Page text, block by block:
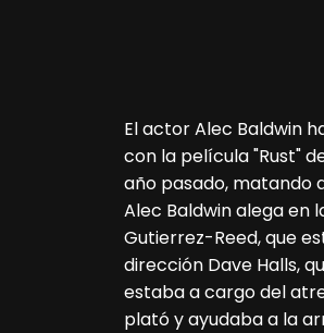
El actor Alec Baldwin
con la película "Rust"
año pasado, matando
Alec Baldwin alega en
Gutierrez-Reed, que
dirección Dave Halls,
estaba a cargo del
plató y ayudaba a la